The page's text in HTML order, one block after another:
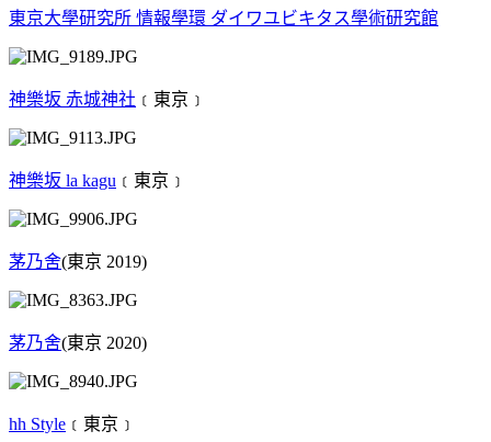
東京大學研究所 情報學環 ダイワユビキタス學術研究館
神樂坂 赤城神社 ﹝東京﹞
神樂坂 la kagu ﹝東京﹞
茅乃舍(東京 2019)
茅乃舍(東京 2020)
hh Style ﹝東京﹞